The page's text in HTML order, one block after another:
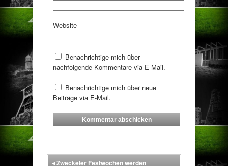
Website
Benachrichtige mich über
nachfolgende Kommentare via E-Mail.
Benachrichtige mich über neue
Beiträge via E-Mail.
◂Zweckeler Festwochen werden